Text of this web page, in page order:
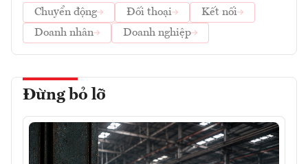
Chuyển động
Đối thoại
Kết nối
Doanh nhân
Doanh nghiệp
Đừng bỏ lỡ